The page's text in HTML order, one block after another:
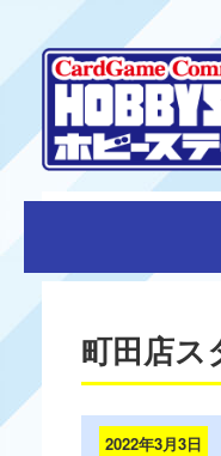
町田店ス
2022年3月3日